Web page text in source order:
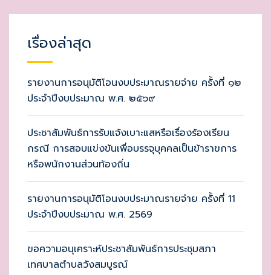
เรื่องล่าสุด
รายงานการอนุมัติโอนงบประมาณรายจ่าย ครั้งที่ ๑๒
ประจำปีงบประมาณ พ.ศ. ๒๕๖๙
ประชาสัมพันธ์การรับแจ้งเบาะแสหรือเรื่องร้องเรียน
กรณี การสอบแข่งขันเพื่อบรรจุบุคคลเป็นข้าราขการ
หรือพนักงานส่วนท้องถิ่น
รายงานการอนุมัติโอนงบประมาณรายจ่าย ครั้งที่ 11
ประจำปีงบประมาณ พ.ศ. 2569
ขอความอนุเคราะห์ประชาสัมพันธ์การประชุมสภา
เทศบาลตำบลวังสมบูรณ์